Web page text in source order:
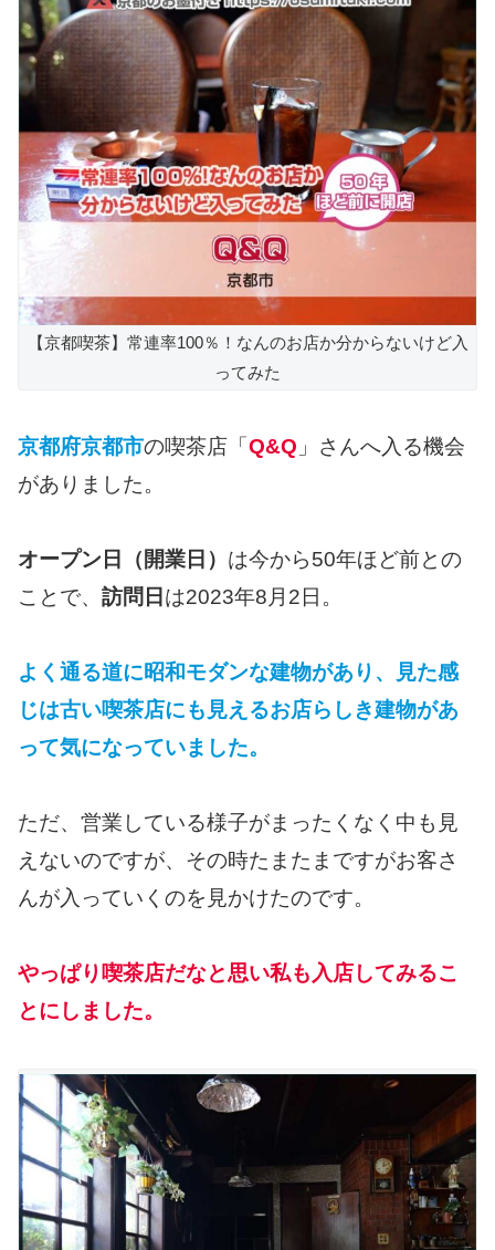
【京都喫茶】常連率100％！なんのお店か分からないけど入
ってみた
京都府京都市の喫茶店「Q&Q 」さんへ入る機会
がありました。
オープン日（開業日） は今から50年ほど前との
ことで、 訪問日 は2023年8月2日。
よく通る道に昭和モダンな建物があり、見た感
じは古い喫茶店にも見えるお店らしき建物があ
って気になっていました。
ただ、営業している様子がまったくなく中も見
えないのですが、その時たまたまですがお客さ
んが入っていくのを見かけたのです。
やっぱり喫茶店だなと思い私も入店してみるこ
とにしました。